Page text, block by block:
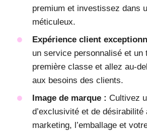
premium et investissez dans
méticuleux.
Expérience client
un service personnalisé et un
première classe et allez au-
aux besoins des clients.
Image de marque : Cultivez
d’exclusivité et de
marketing, l’emballage et